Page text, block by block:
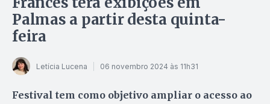
Palmas a partir desta quinta-
feira
Letícia Lucena 06 novembro 2024 às 11h31
Festival tem como objetivo ampliar o acesso ao